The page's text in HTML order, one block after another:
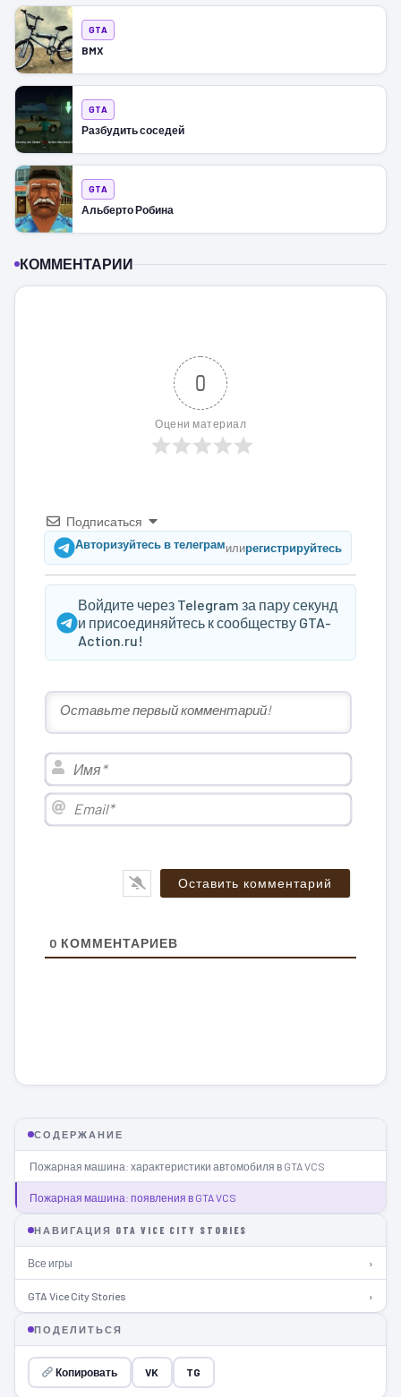
GTA
BMX
GTA
Разбудить соседей
GTA
Альберто Робина
КОММЕНТАРИИ
0
Оцени материал
Подписаться
Авторизуйтесь в телеграмилирегистрируйтесь
Войдите через Telegram за пару секунд
и присоединяйтесь к сообществу GTA-
Action.ru!
Имя*
Email*
0 КОММЕНТАРИЕВ
СОДЕРЖАНИЕ
Пожарная машина: характеристики автомобиля в GTA VCS
Пожарная машина: появления в GTA VCS
НАВИГАЦИЯ GTA VICE CITY STORIES
Все игры ›
GTA Vice City Stories ›
ПОДЕЛИТЬСЯ
Копировать VK TG